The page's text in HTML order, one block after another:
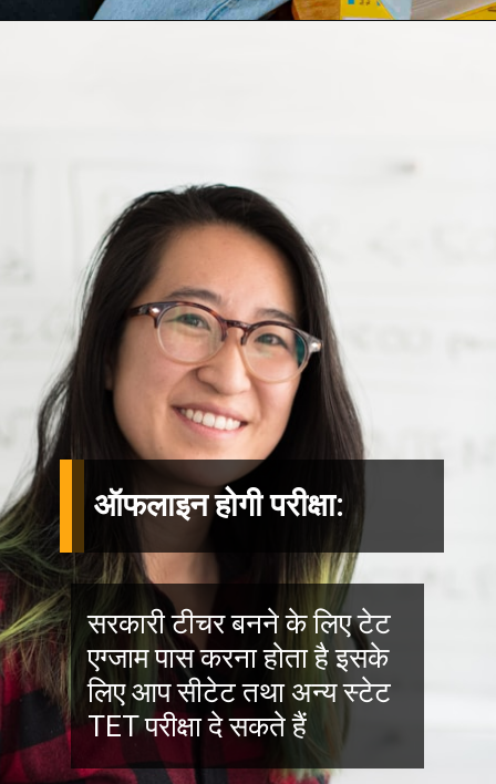
ऑफलाइन होगी परीक्षा:
सरकारी टीचर बनने के लिए टेट
एग्जाम पास करना होता है इसके
लिए आप सीटेट तथा अन्य स्टेट
TET परीक्षा दे सकते हैं